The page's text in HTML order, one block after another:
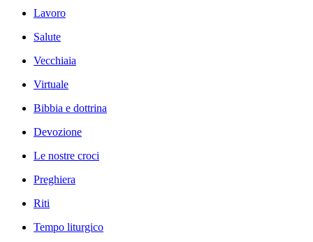
Lavoro
Salute
Vecchiaia
Virtuale
Bibbia e dottrina
Devozione
Le nostre croci
Preghiera
Riti
Tempo liturgico